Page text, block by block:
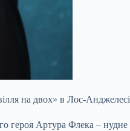
на двох» в Лос-
героя Артура Флека – нудне